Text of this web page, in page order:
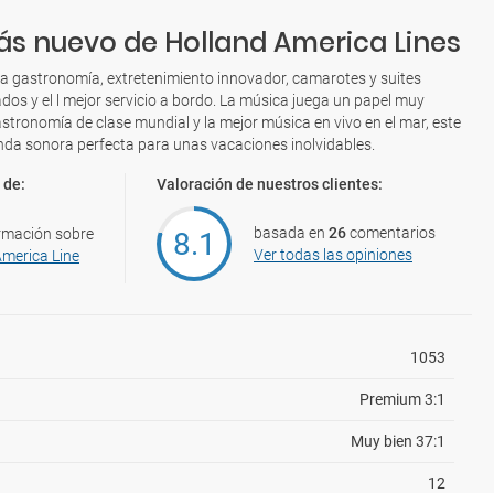
nuevo de Holland America Lines
gastronomía, extretenimiento innovador, camarotes y suites
y el l mejor servicio a bordo. La música juega un papel muy
de clase mundial y la mejor música en vivo en el mar, este
sonora perfecta para unas vacaciones inolvidables.
sobre
Line
Valoración de nuestros clientes:
8.1 basada en 26comentarios
Ver todas las opiniones
1053
Premium 3:1
Muy bien 37:1
12